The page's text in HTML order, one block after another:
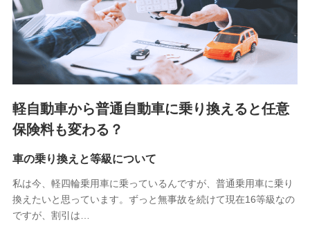
sedai.com/)
SBIペット少額短期保険株式会社 (https://www.sbipet-
ssi.co.jp/)
SBIリスタ少額短期保険会社
(https://www.jishin.co.jp/)
スマートプラス少額短期保険株式会社
チューリッヒ少額短期保険株式会社
(https://www.zurichssi.co.jp/)
(https://www.tokiomarine-x.co.jp/)
(https://pshoken.co.jp/)
リトルファミリー少額短期保険株式会社
(https://www.littlefamily-ssi.com/)
軽自動車から普通自動車に乗り換えると任意
保険料も変わる？
車の乗り換えと等級について
私は今、軽四輪乗用車に乗っているんですが、普通乗用車に乗り
換えたいと思っています。ずっと無事故を続けて現在16等級なの
ですが、割引は…